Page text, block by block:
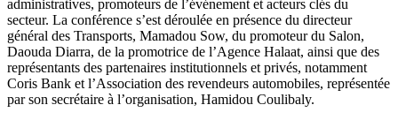
du
23
au
25
janvier
prochain
administratives, promoteurs de l’événement et acteurs clés du
secteur. La conférence s’est déroulée en présence du directeur
général des Transports, Mamadou Sow, du promoteur du Salon,
Daouda Diarra, de la promotrice de l’Agence Halaat, ainsi que des
représentants des partenaires institutionnels et privés, notamment
Coris Bank et l’Association des revendeurs automobiles, représentée
par son secrétaire à l’organisation, Hamidou Coulibaly.